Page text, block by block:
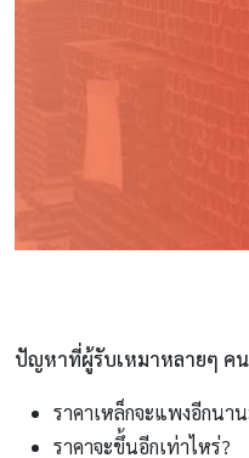
ปัญหาที่ผู้รับเหมาหลายๆ คน
ราคาเหล็กจะแพงอีกนา
ราคาจะขึ้นอีกเท่าไหร่?